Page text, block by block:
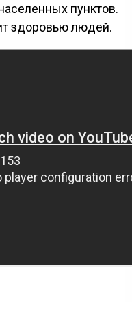
пунктов.
здоровью людей.